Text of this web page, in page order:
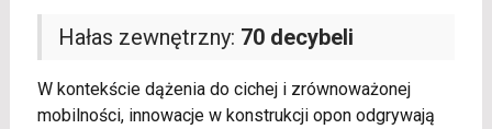
Hałas zewnętrzny: 70 decybeli
W kontekście dążenia do cichej i zrównoważonej
mobilności, innowacje w konstrukcji opon odgrywają